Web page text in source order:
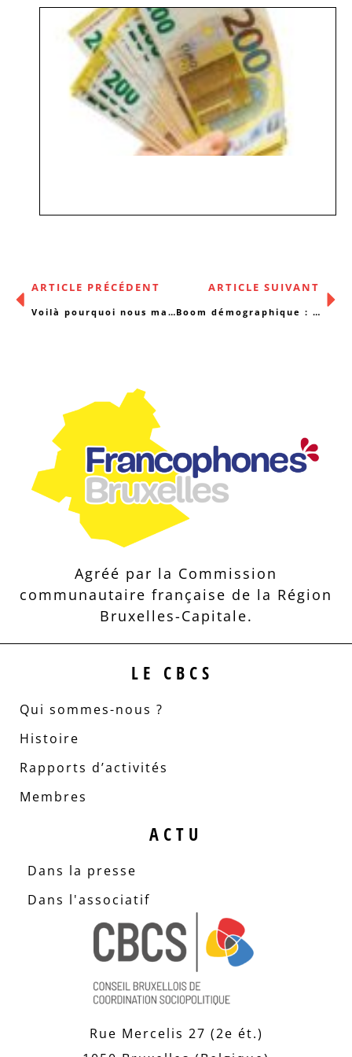
ARTICLE PRÉCÉDENT
Voilà pourquoi nous manifesterons le 27 mars …
ARTICLE SUIVANT
Boom démographique : enjeux sociaux et solutions !
Agréé par la Commission
communautaire française de la Région
Bruxelles-Capitale.
LE CBCS
Qui sommes-nous ?
Histoire
Rapports d’activités
Membres
ACTU
Dans la presse
Dans l'associatif
Rue Mercelis 27 (2e ét.)